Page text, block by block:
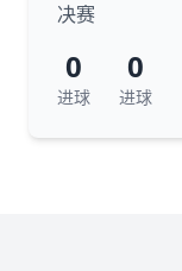
决赛
0
进球
0
进球